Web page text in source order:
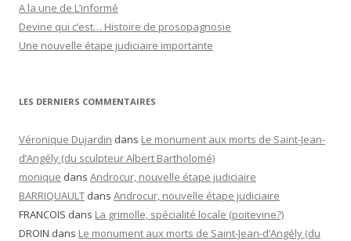
A la une de L’informé
Devine qui c’est… Histoire de prosopagnosie
Une nouvelle étape judiciaire importante
LES DERNIERS COMMENTAIRES
Véronique Dujardin dans Le monument aux morts de Saint-Jean-
d’Angély (du sculpteur Albert Bartholomé)
monique dans Androcur, nouvelle étape judiciaire
BARRIQUAULT dans Androcur, nouvelle étape judiciaire
FRANCOIS dans La grimolle, spécialité locale (poitevine?)
DROIN dans Le monument aux morts de Saint-Jean-d’Angély (du